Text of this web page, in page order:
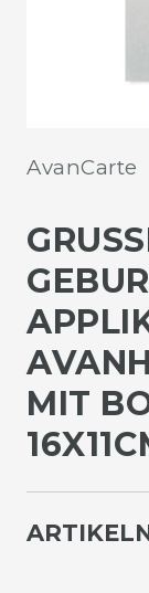
AvanCarte
IT
6X11CM